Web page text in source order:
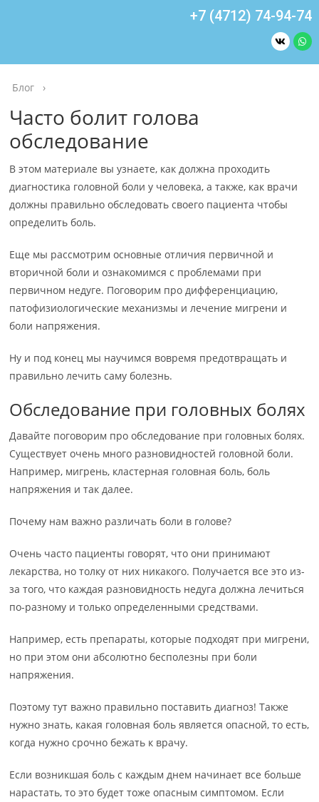
+7 (4712) 74-94-74
Блог ›
Часто болит голова
обследование
В этом материале вы узнаете, как должна проходить
диагностика головной боли у человека, а также, как врачи
должны правильно обследовать своего пациента чтобы
определить боль.
Еще мы рассмотрим основные отличия первичной и
вторичной боли и ознакомимся с проблемами при
первичном недуге. Поговорим про дифференциацию,
патофизиологические механизмы и лечение мигрени и
боли напряжения.
Ну и под конец мы научимся вовремя предотвращать и
правильно лечить саму болезнь.
Обследование при головных болях
Давайте поговорим про обследование при головных болях.
Существует очень много разновидностей головной боли.
Например, мигрень, кластерная головная боль, боль
напряжения и так далее.
Почему нам важно различать боли в голове?
Очень часто пациенты говорят, что они принимают
лекарства, но толку от них никакого. Получается все это из-
за того, что каждая разновидность недуга должна лечиться
по-разному и только определенными средствами.
Например, есть препараты, которые подходят при мигрени,
но при этом они абсолютно бесполезны при боли
напряжения.
Поэтому тут важно правильно поставить диагноз! Также
нужно знать, какая головная боль является опасной, то есть,
когда нужно срочно бежать к врачу.
Если возникшая боль с каждым днем начинает все больше
нарастать, то это будет тоже опасным симптомом. Если